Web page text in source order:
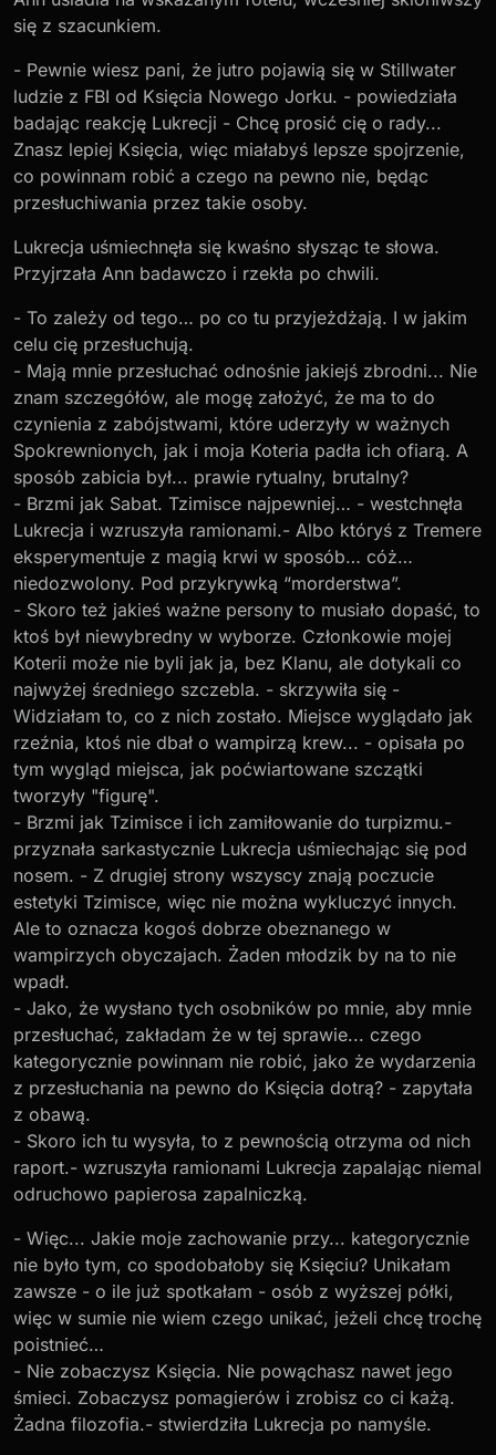
się z szacunkiem.
- Pewnie wiesz pani, że jutro pojawią się w Stillwater
ludzie z FBI od Księcia Nowego Jorku. - powiedziała
badając reakcję Lukrecji - Chcę prosić cię o rady...
Znasz lepiej Księcia, więc miałabyś lepsze spojrzenie,
co powinnam robić a czego na pewno nie, będąc
przesłuchiwania przez takie osoby.
Lukrecja uśmiechnęła się kwaśno słysząc te słowa.
Przyjrzała Ann badawczo i rzekła po chwili.
- To zależy od tego… po co tu przyjeżdżają. I w jakim
celu cię przesłuchują.
- Mają mnie przesłuchać odnośnie jakiejś zbrodni... Nie
znam szczegółów, ale mogę założyć, że ma to do
czynienia z zabójstwami, które uderzyły w ważnych
Spokrewnionych, jak i moja Koteria padła ich ofiarą. A
sposób zabicia był... prawie rytualny, brutalny?
- Brzmi jak Sabat. Tzimisce najpewniej… - westchnęła
Lukrecja i wzruszyła ramionami.- Albo któryś z Tremere
eksperymentuje z magią krwi w sposób… cóż…
niedozwolony. Pod przykrywką “morderstwa”.
- Skoro też jakieś ważne persony to musiało dopaść, to
ktoś był niewybredny w wyborze. Członkowie mojej
Koterii może nie byli jak ja, bez Klanu, ale dotykali co
najwyżej średniego szczebla. - skrzywiła się -
Widziałam to, co z nich zostało. Miejsce wyglądało jak
rzeźnia, ktoś nie dbał o wampirzą krew... - opisała po
tym wygląd miejsca, jak poćwiartowane szczątki
tworzyły "figurę".
- Brzmi jak Tzimisce i ich zamiłowanie do turpizmu.-
przyznała sarkastycznie Lukrecja uśmiechając się pod
nosem. - Z drugiej strony wszyscy znają poczucie
estetyki Tzimisce, więc nie można wykluczyć innych.
Ale to oznacza kogoś dobrze obeznanego w
wampirzych obyczajach. Żaden młodzik by na to nie
wpadł.
- Jako, że wysłano tych osobników po mnie, aby mnie
przesłuchać, zakładam że w tej sprawie... czego
kategorycznie powinnam nie robić, jako że wydarzenia
z przesłuchania na pewno do Księcia dotrą? - zapytała
z obawą.
- Skoro ich tu wysyła, to z pewnością otrzyma od nich
raport.- wzruszyła ramionami Lukrecja zapalając niemal
odruchowo papierosa zapalniczką.
- Więc... Jakie moje zachowanie przy... kategorycznie
nie było tym, co spodobałoby się Księciu? Unikałam
zawsze - o ile już spotkałam - osób z wyższej półki,
więc w sumie nie wiem czego unikać, jeżeli chcę trochę
poistnieć…
- Nie zobaczysz Księcia. Nie powąchasz nawet jego
śmieci. Zobaczysz pomagierów i zrobisz co ci każą.
Żadna filozofia.- stwierdziła Lukrecja po namyśle.